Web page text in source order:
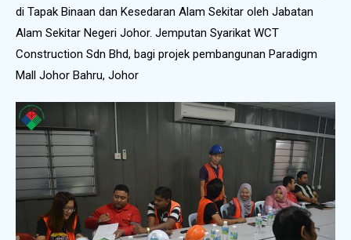
di Tapak Binaan dan Kesedaran Alam Sekitar oleh Jabatan
Alam Sekitar Negeri Johor. Jemputan Syarikat WCT
Construction Sdn Bhd, bagi projek pembangunan Paradigm
Mall Johor Bahru, Johor